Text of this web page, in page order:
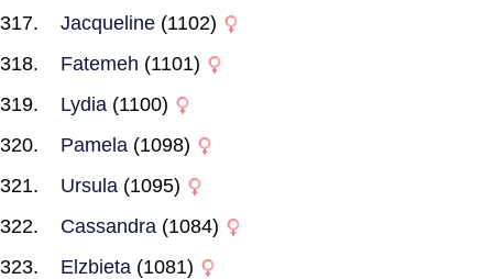
Jacqueline (1102)
Fatemeh (1101)
Lydia (1100)
Pamela (1098)
Ursula (1095)
Cassandra (1084)
Elzbieta (1081)